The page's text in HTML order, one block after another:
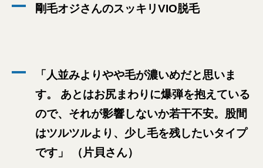
剛毛オジさんのスッキリVIO脱毛
「人並みよりやや毛が濃いめだと思いま
す。 あとはお尻まわりに爆弾を抱えている
ので、それが影響しないか若干不安。股間
はツルツルより、少し毛を残したいタイプ
です」 （片貝さん）